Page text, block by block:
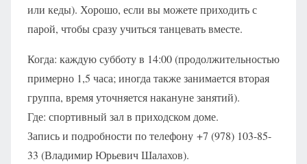
или кеды). Хорошо, если вы можете приходить с
парой, чтобы сразу учиться танцевать вместе.
Когда: каждую субботу в 14:00 (продолжительностью
примерно 1,5 часа; иногда также занимается вторая
группа, время уточняется накануне занятий).
Где: спортивный зал в приходском доме.
Запись и подробности по телефону +7 (978) 103-85-
33 (Владимир Юрьевич Шалахов).